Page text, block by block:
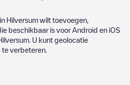
Hilversum wilt toevoegen,
beschikbaar is voor Android en iOS
. U kunt geolocatie
verbeteren.